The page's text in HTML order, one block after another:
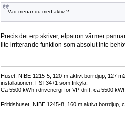
Vad menar du med aktiv ?
Precis det erp skriver, elpatron värmer
lite irriterande funktion som absolut inte
Huset: NIBE 1215-5, 120 m aktivt borrdjup, 127
installationen. FST34+1 som frikyla.
Ca 5500 kWh i drivenergi för VP-drift, ca 5500
Fritidshuset, NIBE 1245-8, 160 m aktivt borrdjup,